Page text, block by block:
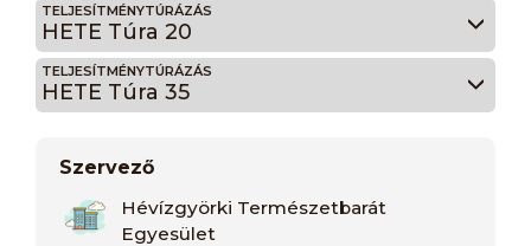
TELJESÍTMÉNYTÚRÁZÁS
HETE Túra 20
TELJESÍTMÉNYTÚRÁZÁS
HETE Túra 35
Szervező
Hévízgyörki Természetbarát
Egyesület